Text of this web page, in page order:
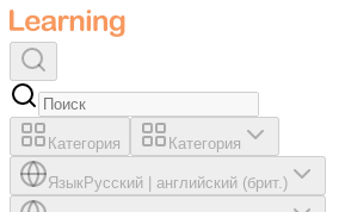
Категория Категория
ЯзыкРусский английский (брит.)